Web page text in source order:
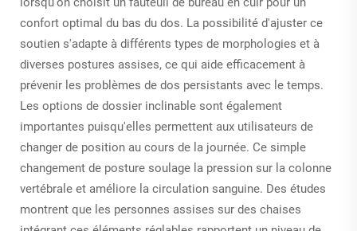
confort optimal du bas du dos. La possibilité d'ajuster ce
soutien s'adapte à différents types de morphologies et à
diverses postures assises, ce qui aide efficacement à
prévenir les problèmes de dos persistants avec le temps.
Les options de dossier inclinable sont également
importantes puisqu'elles permettent aux utilisateurs de
changer de position au cours de la journée. Ce simple
changement de posture soulage la pression sur la colonne
vertébrale et améliore la circulation sanguine. Des études
montrent que les personnes assises sur des chaises